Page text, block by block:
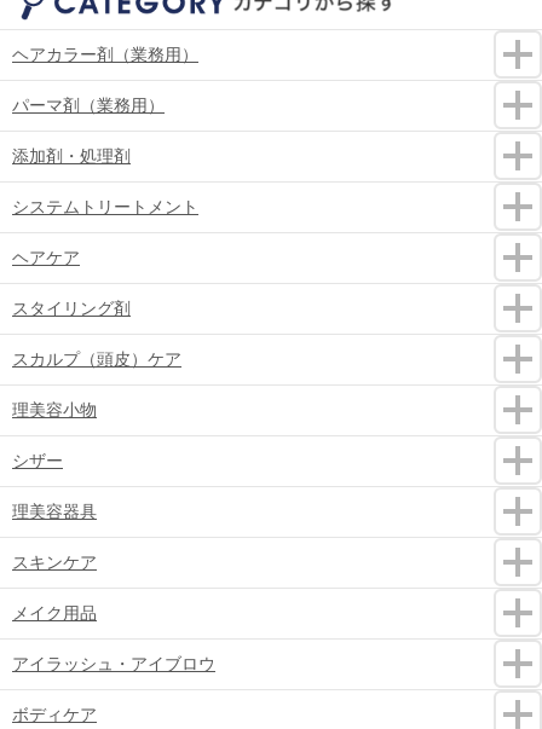
ヘアカラー剤（業務用）
パーマ剤（業務用）
添加剤・処理剤
システムトリートメント
ヘアケア
スタイリング剤
スカルプ（頭皮）ケア
理美容小物
シザー
理美容器具
スキンケア
メイク用品
アイラッシュ・アイブロウ
ボディケア